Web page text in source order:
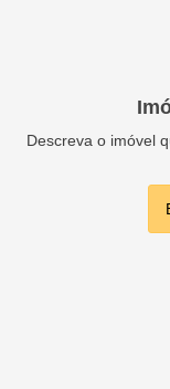
Descreva o imóvel